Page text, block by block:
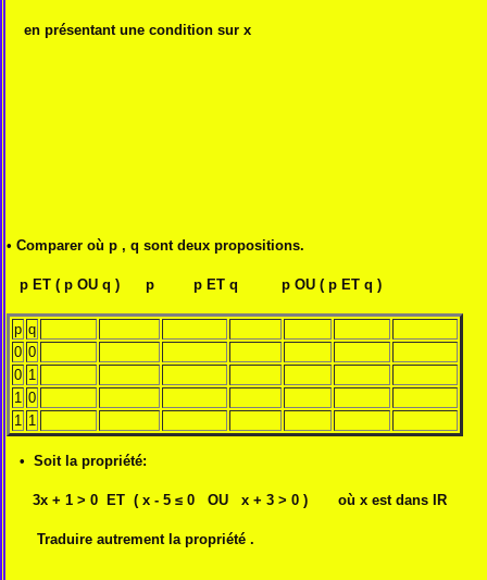
en présentant une condition sur x
• Comparer où p , q sont deux propositions.
p ET ( p OU q ) p p ET q p OU ( p ET q )
p q
0 0
0 1
1 0
1
1
• Soit la propriété:
3x + 1 > 0 ET ( x - 5 ≤ 0 OU x + 3 > 0 ) où x est dans IR
Traduire autrement la propriété .